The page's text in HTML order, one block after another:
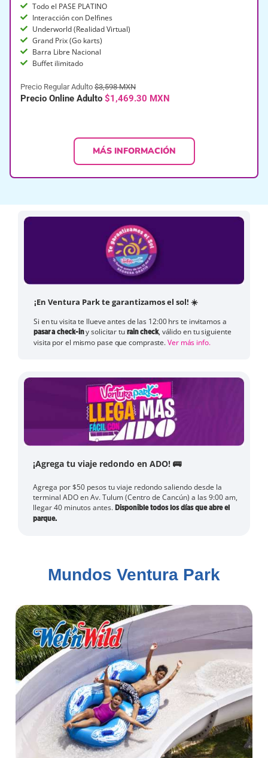
Todo el PASE PLATINO
Interacción con Delfines
Underworld (Realidad Virtual)
Grand Prix (Go karts)
Barra Libre Nacional
Buffet ilimitado
Precio Regular Adulto $3,598 MXN
Precio Online Adulto $1,469.30 MXN
MÁS INFORMACIÓN
¡En Ventura Park te garantizamos el sol! ☀️
Si en tu visita te llueve antes de las 12:00 hrs te invitamos a
pasar a check-iny solicitar tu rain check, válido en tu siguiente
visita por el mismo pase que compraste.Ver más info.
¡Agrega tu viaje redondo en ADO! 🚌
Agrega por $50 pesos tu viaje redondo saliendo desde la
terminal ADO en Av. Tulum (Centro de Cancún) a las 9:00 am,
llegar 40 minutos antes. Disponible todos los días que abre el
parque.
Mundos Ventura Park